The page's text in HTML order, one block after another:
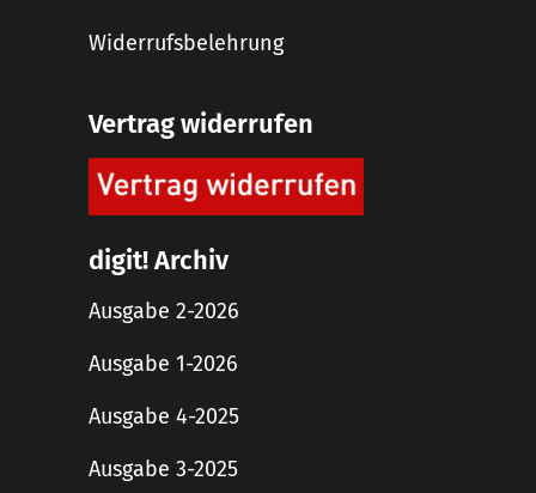
Widerrufsbelehrung
Vertrag widerrufen
digit! Archiv
Ausgabe 2-2026
Ausgabe 1-2026
Ausgabe 4-2025
Ausgabe 3-2025